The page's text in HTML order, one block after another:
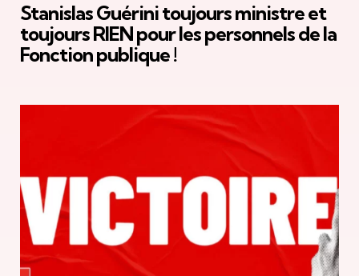
Stanislas Guérini toujours ministre et
toujours RIEN pour les personnels de la
Fonction publique !